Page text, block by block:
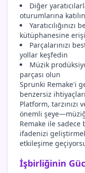
Diğer
oturumlarına katılın
kütüphanesine
Parçalarınızı
yollar keşfedin
Müzik
parçası olun
Sprunki Remake'i
benzersiz
Platform,
önemli
Remake ile sadece
ifadenizi
etkileşime
İşbirliğinin